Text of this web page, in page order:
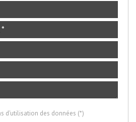
d'utilisation des données (*)